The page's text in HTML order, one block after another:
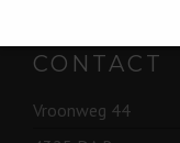
CONTACT
Vroonweg 44